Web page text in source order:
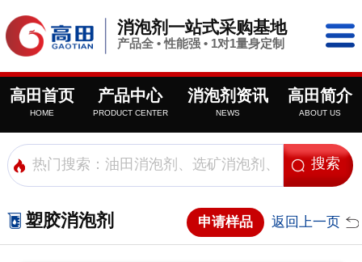
消泡剂一站式采购基地
产品全 • 性能强 • 1对1量身定制
高田首页
HOME
产品中心
PRODUCT CENTER
消泡剂资讯
NEWS
高田简介
ABOUT US
塑胶消泡剂 申请样品 返回上一页